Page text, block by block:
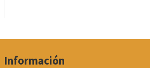
Información